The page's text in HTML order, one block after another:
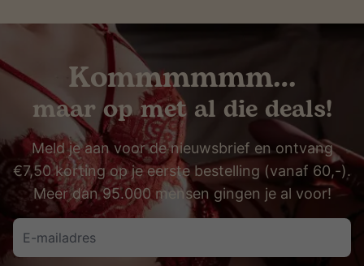
Kommmmmm…
maar op met al die deals!
Meld je aan voor de nieuwsbrief en ontvang
€7,50 korting op je eerste bestelling (vanaf 60,-).
Meer dan 95.000 mensen gingen je al voor!